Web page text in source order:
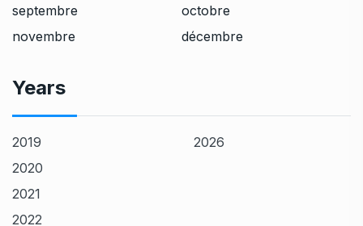
septembre
octobre
novembre
décembre
Years
2019
2020
2021
2022
2026